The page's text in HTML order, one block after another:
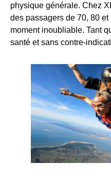
physique générale. Chez
des passagers de 70, 80
moment inoubliable. Tant
santé et sans contre-